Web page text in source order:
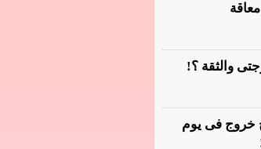
والثقة ؟!
خروج فى يوم